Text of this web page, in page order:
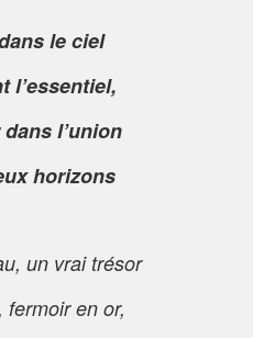
le ciel
l’essentiel,
l’union
horizons
un vrai trésor
fermoir en or,